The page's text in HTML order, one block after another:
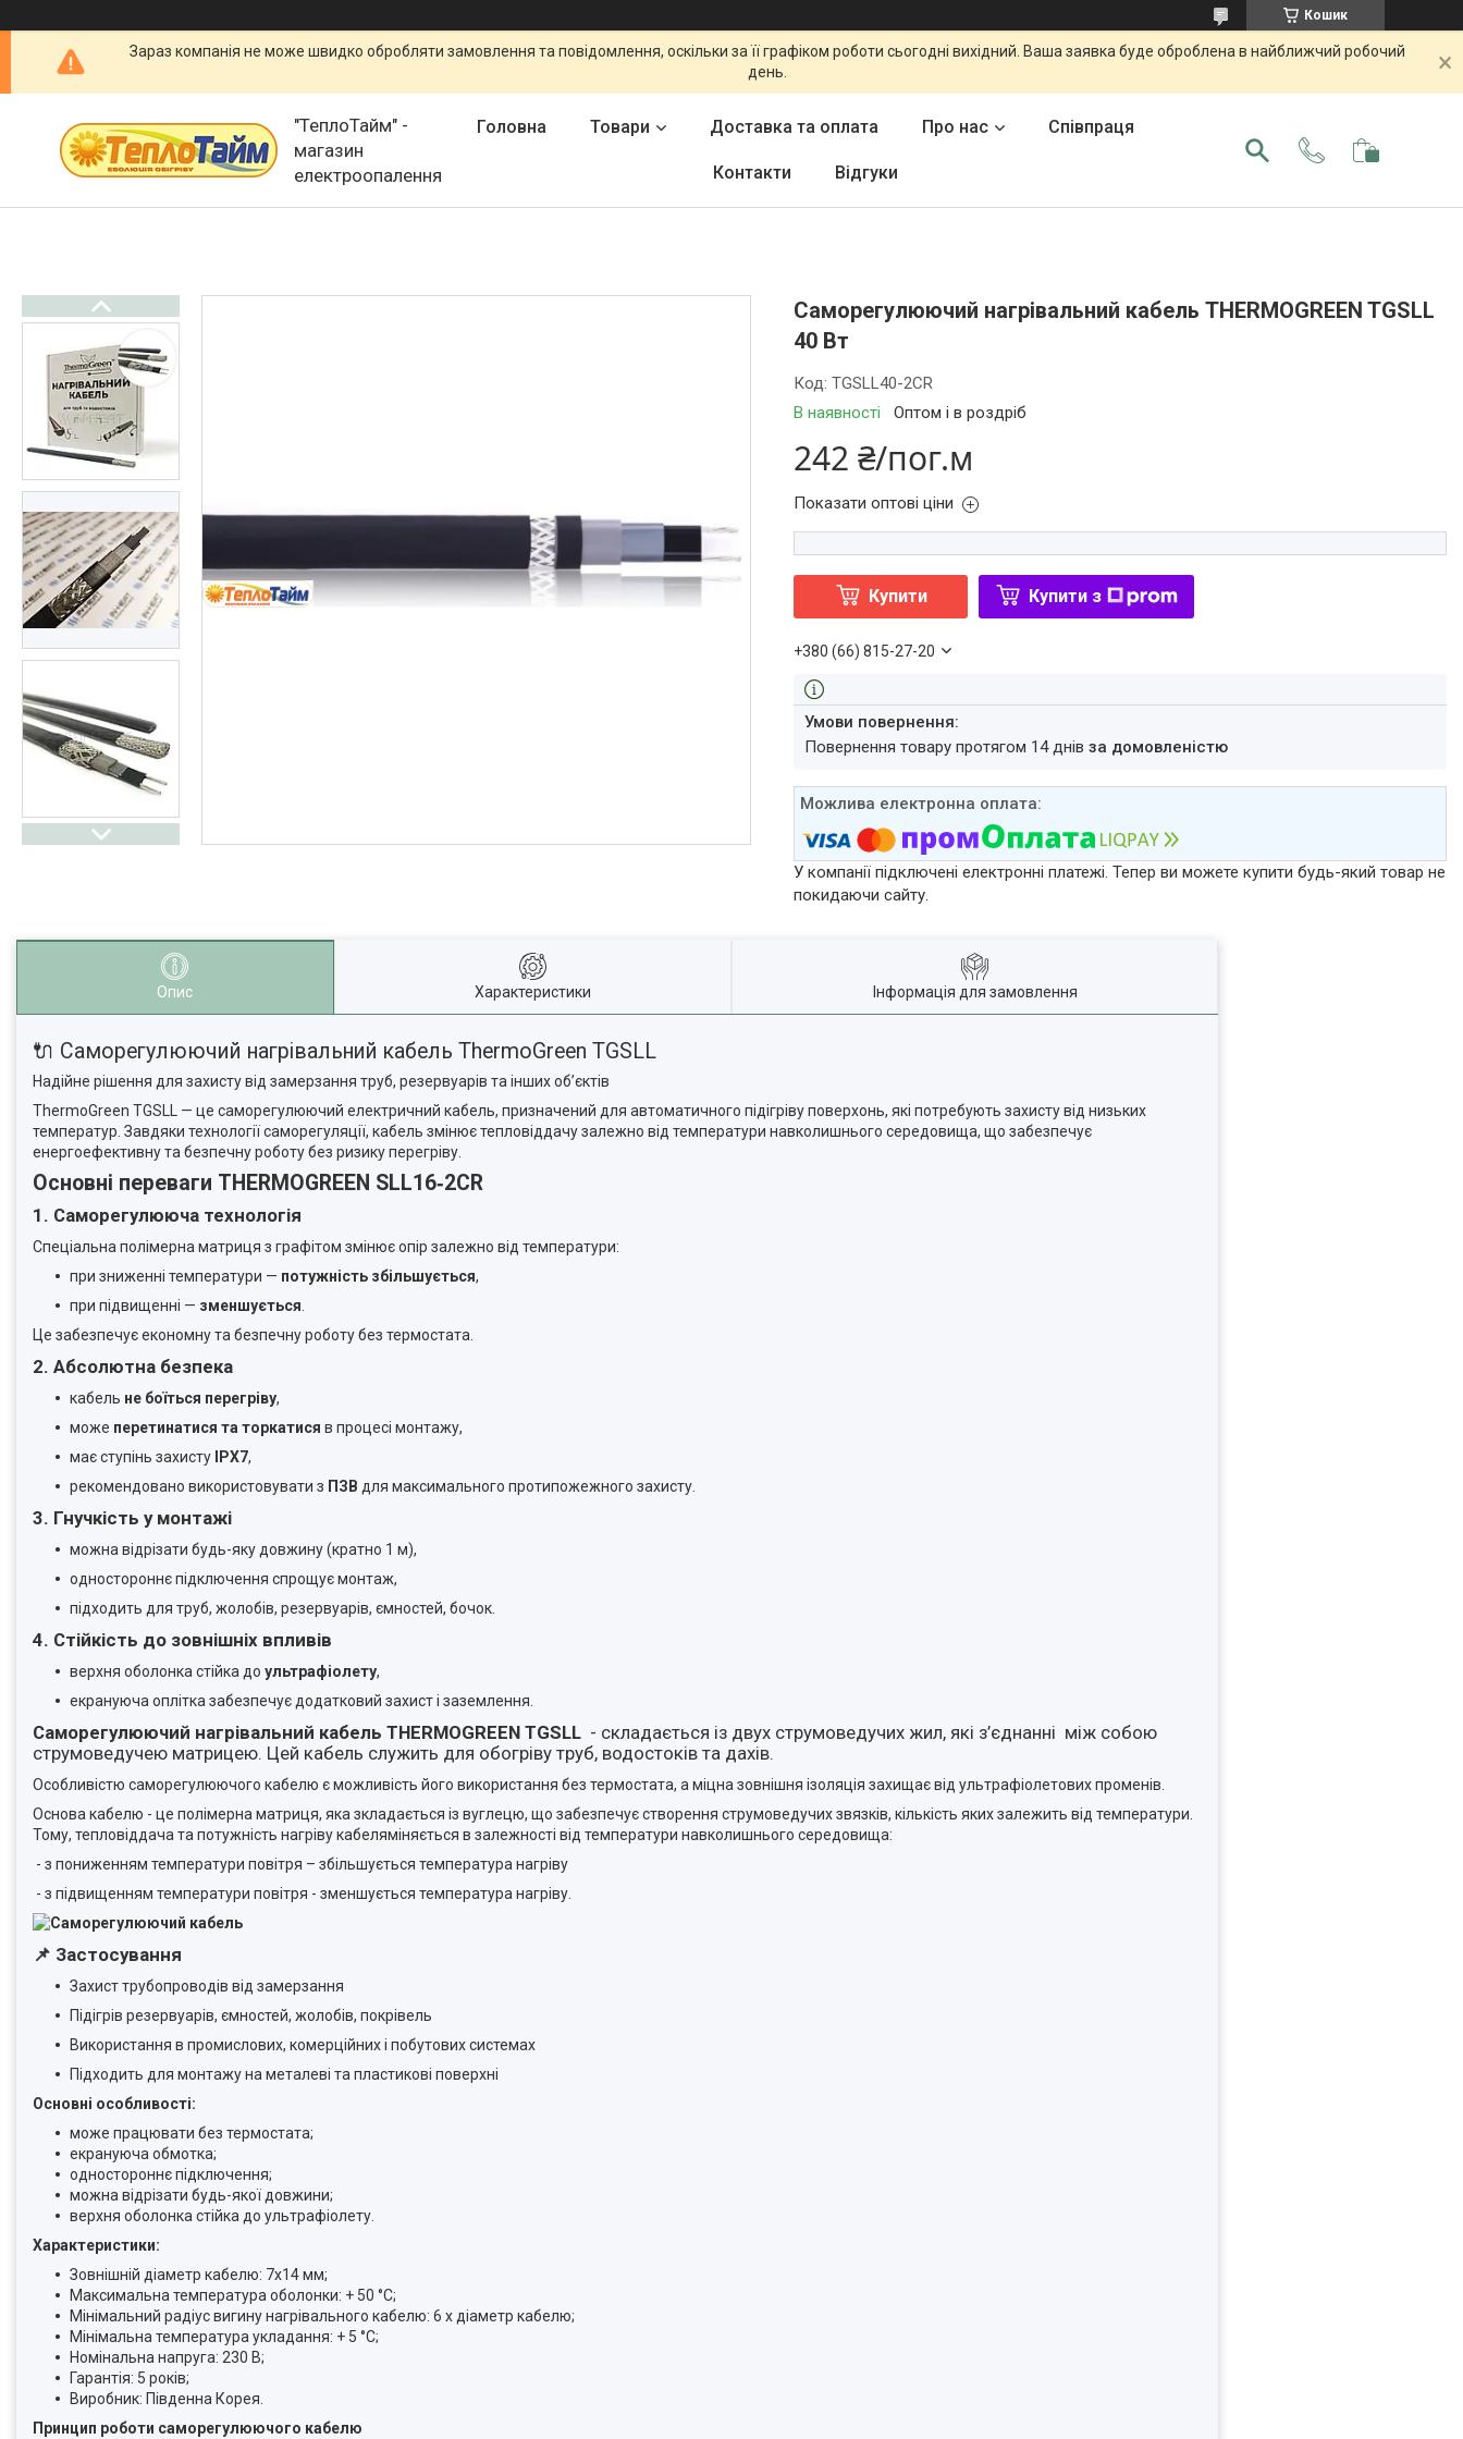
Кошик
Зараз компанія не може швидко обробляти замовлення та повідомлення, оскільки за її графіком роботи сьогодні вихідний. Ваша заявка буде оброблена в найближчий робочий
день.
"ТеплоТайм" -
магазин
електроопалення
Головна Товари Доставка та оплата Про нас Співпраця
Контакти Відгуки
Саморегулюючий нагрівальний кабель THERMOGREEN TGSLL
40 Вт
В наявності Оптом і в роздріб
Код:TGSLL40-2CR
242 ₴/пог.м
Показати оптові ціни
Купити Купити з
+380 (66) 815-27-20
повернення товару протягом 14 днівза домовленістю
У компанії підключені електронні платежі. Тепер ви можете купити будь-який товар не
покидаючи сайту.
Опис Характеристики Інформація для замовлення
🔌 Саморегулюючий нагрівальний кабель ThermoGreen TGSLL
Надійне рішення для захисту від замерзання труб, резервуарів та інших об’єктів
ThermoGreen TGSLL — це саморегулюючий електричний кабель, призначений для автоматичного підігріву поверхонь, які потребують захисту від низьких
температур. Завдяки технології саморегуляції, кабель змінює тепловіддачу залежно від температури навколишнього середовища, що забезпечує
енергоефективну та безпечну роботу без ризику перегріву.
Основні переваги THERMOGREEN SLL16‑2CR
1. Саморегулююча технологія
Спеціальна полімерна матриця з графітом змінює опір залежно від температури:
при зниженні температури — потужність збільшується,
при підвищенні — зменшується
Це забезпечує економну та безпечну роботу без термостата.
2. Абсолютна безпека
кабель не боїться перегріву,
може перетинатися та торкатися в процесі монтажу,
має ступінь захисту
IPX7,
рекомендовано використовувати з ПЗВ для максимального протипожежного захисту.
3. Гнучкість у монтажі
можна відрізати будь-яку довжину (кратно 1 м),
одностороннє підключення спрощує монтаж,
підходить для труб, жолобів, резервуарів, ємностей, бочок.
4. Стійкість до зовнішніх впливів
верхня оболонка стійка до ультрафіолету,
екрануюча оплітка забезпечує додатковий захист і заземлення.
Саморегулюючий нагрівальний кабель THERMOGREEN TGSLL - складається із двух струмоведучих жил, які з’єднанні між собою
струмоведучею матрицею. Цей кабель служить для обогріву труб, водостоків та дахів.
Особливістю саморегулюючого кабелю є можливість його використання без термостата, а міцна зовнішня ізоляція захищає від ультрафіолетових променів.
Основа кабелю - це полімерна матриця, яка зкладається із вуглецю, що забезпечує створення струмоведучих звязків, кількість яких залежить від температури.
Тому, тепловіддача та потужність нагріву кабеляміняється в залежності від температури навколишнього середовища:
- з пониженням температури повітря – збільшується температура нагріву
- з підвищенням температури повітря - зменшується температура нагріву.
📌 Застосування
Захист трубопроводів від замерзання
Підігрів резервуарів, ємностей, жолобів, покрівель
Використання в промислових, комерційних і побутових системах
Підходить для монтажу на металеві та пластикові поверхні
Основні особливості:
може працювати без термостата;
екрануюча обмотка;
одностороннє підключення;
можна відрізати будь-якої довжини;
верхня оболонка стійка до ультрафіолету.
Характеристики:
Зовнішній діаметр кабелю: 7х14 мм;
Максимальна температура оболонки: + 50 °С;
Мінімальний радіус вигину нагрівального кабелю: 6 х діаметр кабелю;
Мінімальна температура укладання: + 5 °С;
Номінальна напруга: 230 В;
Гарантія: 5 років;
Виробник: Південна Корея.
Принцип роботи саморегулюючого кабелю